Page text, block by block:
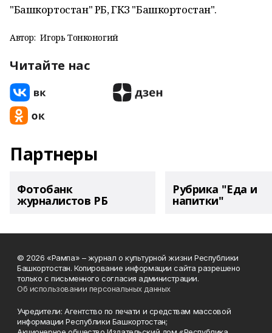
"Башкортостан" РБ, ГКЗ "Башкортостан".
Автор: Игорь Тонконогий
Читайте нас
Партнеры
Фотобанк
журналистов РБ
Рубрика "Еда и
напитки"
© 2026 «Рампа» – журнал о культурной жизни Республики
Башкортостан. Копирование информации сайта разрешено
только с письменного согласия администрации.
Об использовании персональных данных
Учредители: Агентство по печати и средствам массовой
информации Республики Башкортостан;